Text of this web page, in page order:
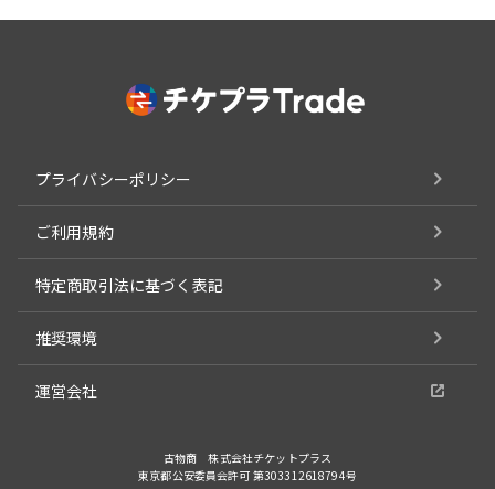
プライバシーポリシー
ご利用規約
特定商取引法に基づく表記
推奨環境
運営会社
古物商 株式会社チケットプラス
東京都公安委員会許可 第303312618794号